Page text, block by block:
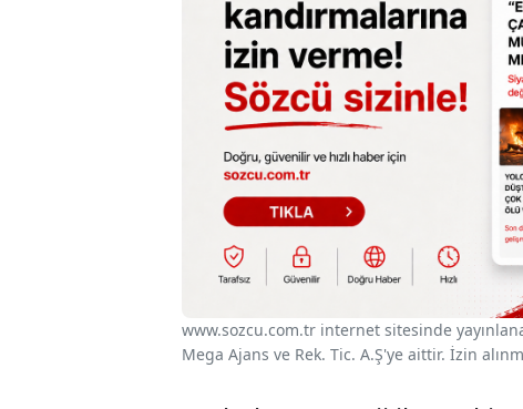
www.sozcu.com.tr internet sitesinde
Mega Ajans ve Rek. Tic. A.Ş'ye aittir. İzin